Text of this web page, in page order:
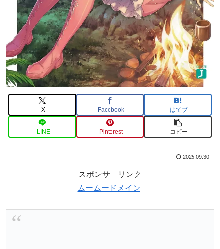
X Facebook はてブ
LINE Pinterest コピー
2025.09.30
スポンサーリンク
ムームードメイン